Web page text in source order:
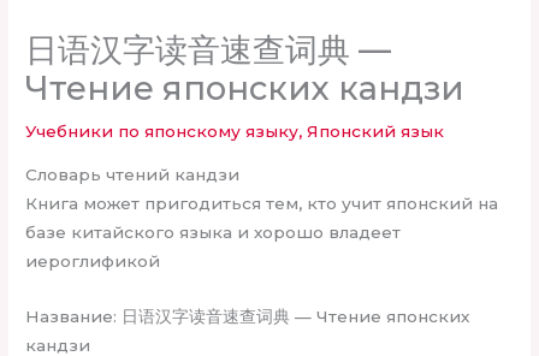
日语汉字读音速查词典 —
Чтение японских кандзи
Учебники по японскому языку,Японский язык
Словарь чтений кандзи
Книга может пригодиться тем, кто учит японский на
базе китайского языка и хорошо владеет
иероглификой
Название: 日语汉字读音速查词典 — Чтение японских
кандзи